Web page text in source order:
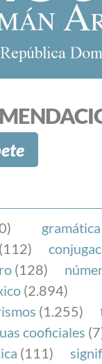
gramática
(112)
(128)
(2.894)
(1.255)
cooficiales
(111)